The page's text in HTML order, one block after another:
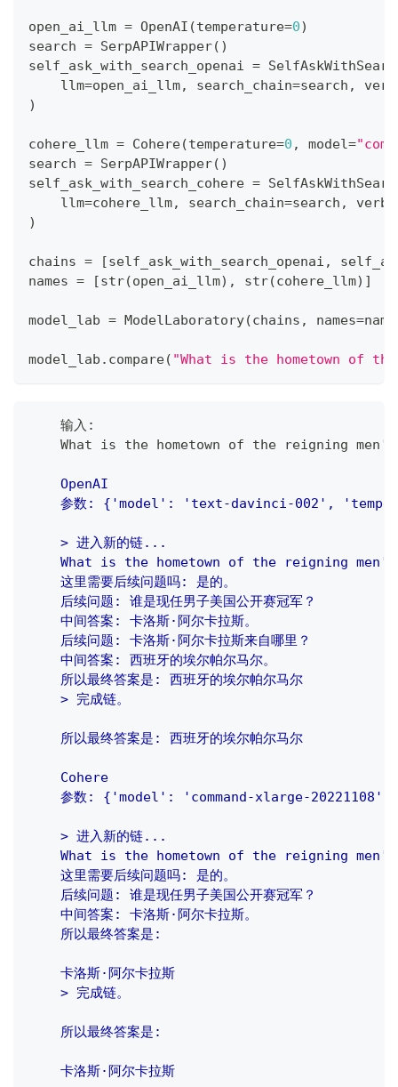
open_ai_llm = OpenAI (temperature=0)
search = SerpAPIWrapper( )
self_ask_with_search_openai =
    llm
=open_ai_llm, search_chain=search ,
)
cohere_llm = Cohere(temperature=0 , model=
search = SerpAPIWrapper( )
self_ask_with_search_cohere =
    llm
=cohere_llm, search_chain=search ,
)
chains = [self_ask_with_search_openai ,
names = [str(open_ai_llm) , str(cohere_llm) ]
model_lab = ModelLaboratory(chains , names=
model_lab . compare( "What is the hometown of
    输入:
What is the hometown of the reigning
    OpenAI
参数: {'model': 'text-davinci-002',
    > 进入新的链...
What is the hometown of the reigning
    这里需要后续问题吗: 是的。
    后续问题: 谁是现任男子美国公开赛冠军？
    中间答案: 卡洛斯·阿尔卡拉斯。
    后续问题: 卡洛斯·阿尔卡拉斯来自哪里？
    中间答案: 西班牙的埃尔帕尔马尔。
    所以最终答案是: 西班牙的埃尔帕尔马尔
    > 完成链。
    所以最终答案是: 西班牙的埃尔帕尔马尔
    Cohere
参数: {'model': 'command-xlarge-
    > 进入新的链...
What is the hometown of the reigning
    这里需要后续问题吗: 是的。
    后续问题: 谁是现任男子美国公开赛冠军？
    中间答案: 卡洛斯·阿尔卡拉斯。
    所以最终答案是:
    卡洛斯·阿尔卡拉斯
    > 完成链。
    所以最终答案是:
    卡洛斯·阿尔卡拉斯